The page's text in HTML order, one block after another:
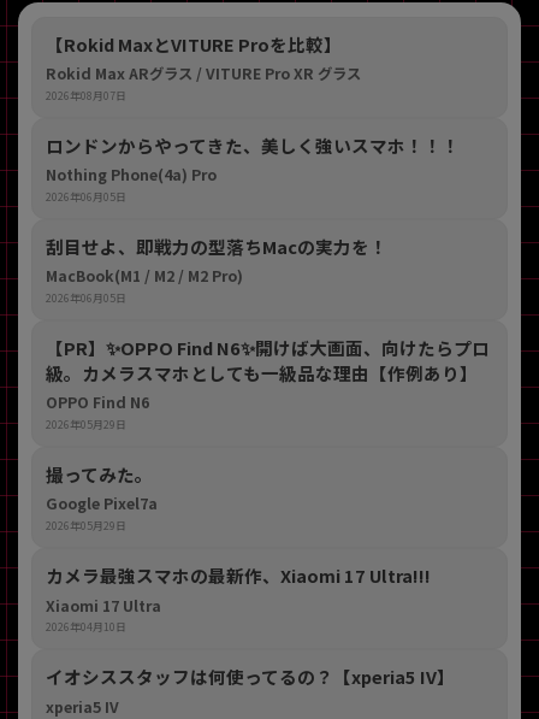
【Rokid MaxとVITURE Proを比較】
Rokid Max ARグラス / VITURE Pro XR グラス
2026年08月07日
ロンドンからやってきた、美しく強いスマホ！！！
Nothing Phone(4a) Pro
2026年06月05日
刮目せよ、即戦力の型落ちMacの実力を！
MacBook(M1 / M2 / M2 Pro)
2026年06月05日
【PR】​✨OPPO Find N6✨開けば大画面、向けたらプロ
級。カメラスマホとしても一級品な理由【作例あり】
OPPO Find N6
2026年05月29日
撮ってみた。
Google Pixel7a
2026年05月29日
カメラ最強スマホの最新作、Xiaomi 17 Ultra!!!
Xiaomi 17 Ultra
2026年04月10日
イオシススタッフは何使ってるの？【xperia5 IV】
xperia5 IV